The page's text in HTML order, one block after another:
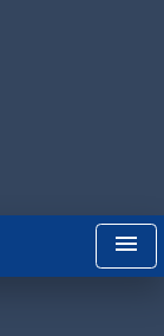
menu